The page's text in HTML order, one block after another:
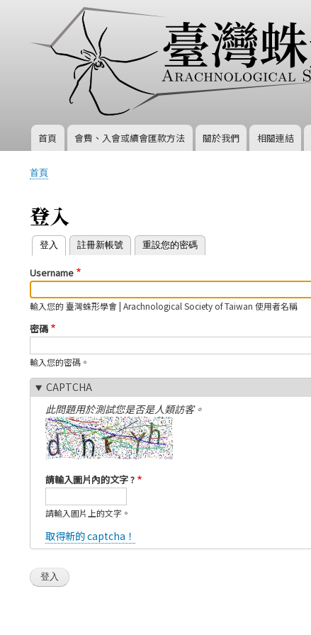
覽
首頁 會費、入會或續會匯款方法 關於我們 相關連結
導
連
結
首頁
登入
主
要
索
引
標
籤
登入 (作用中頁籤)
註冊新帳號 重設您的密碼
Username
輸入您的 臺灣蛛形學會 | Arachnological Society of Taiwan 使用者名稱
密碼
輸入您的密碼。
CAPTCHA
此問題用於測試您是否是人類訪客。
請輸入圖片內的文字 ?
請輸入圖片上的文字。
取得新的 captcha！